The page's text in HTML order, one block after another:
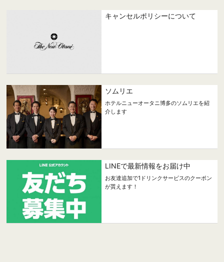
キャンセルポリシーについて
ソムリエ
ホテルニューオータニ博多のソムリエを紹
介します
LINEで最新情報をお届け中
お友達追加で1ドリンクサービスのクーポン
が貰えます！